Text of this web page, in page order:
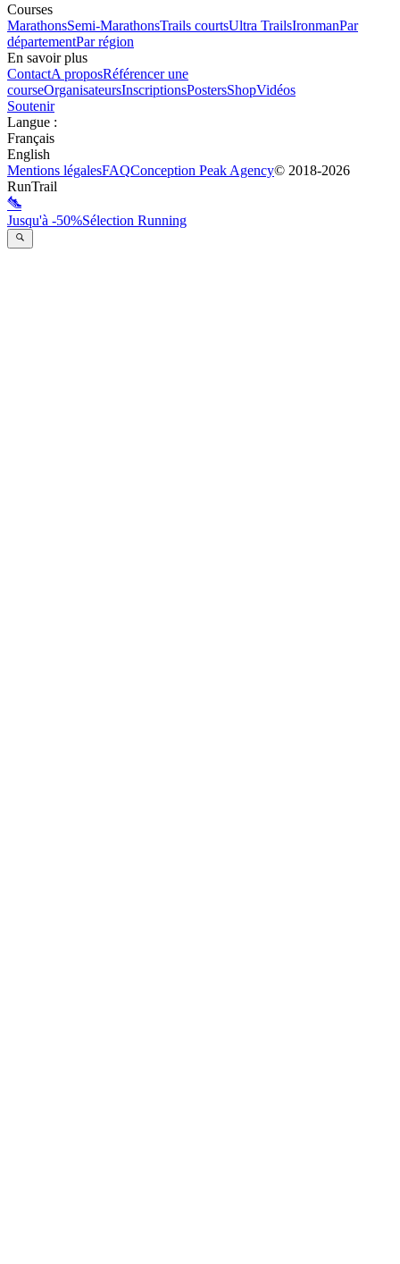
Courses
MarathonsSemi-MarathonsTrails courtsUltra TrailsIronmanPar
départementPar région
En savoir plus
ContactA proposRéférencer une
courseOrganisateursInscriptionsPostersShopVidéos
Soutenir
Langue :
Français
English
Mentions légalesFAQConception Peak Agency© 2018-2026
RunTrail
Jusqu'à -50%Sélection Running